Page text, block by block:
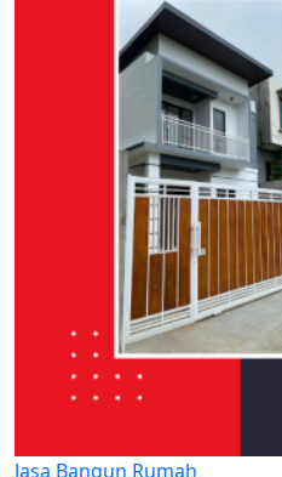
Jasa Bangun Rumah